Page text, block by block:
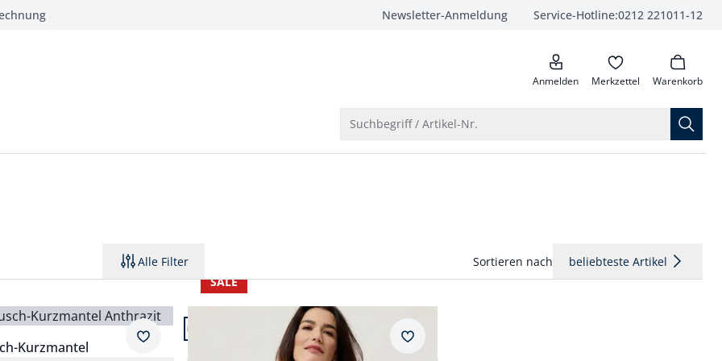
Newsletter-Anmeldung Service-Hotline:0212 221011-12
anrufen
Anmelden Merkzettel Warenkorb
Suchbegriff / Artikel-Nr.
Alle Filter Sortieren nach beliebteste Artikel
Kurzmantel
Merkzettel
Artikel 3 von 3.
SALE
Leicht&Weich Pullover Merkzettel